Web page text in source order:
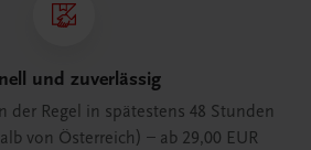
und zuverlässig
der Regel in spätestens 48 Stunden
von Österreich) – ab 29,00 EUR